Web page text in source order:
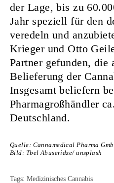
der Lage, bis zu
Jahr speziell für den
veredeln und
Krieger und Otto
Partner gefunden, die
Belieferung der
Insgesamt beliefern
Pharmagroßhändler
Deutschland.
Quelle: Cannamedical Pharma
Bild: Tbel Abuseridze/ unsplash
Tags: Medizinisches Cannabis